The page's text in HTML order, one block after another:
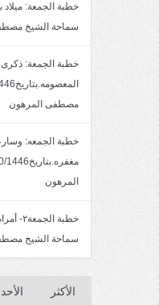
سماحة الشيخ
خطبة الجمعة: ذكرى
مصطفى المرهون
خطبة الجمعه:
المرهون
سماحة الشيخ
الأكثر